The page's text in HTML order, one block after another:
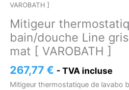
VAROBATH ]
Mitigeur
bain/douche Line
mat [ VAROBATH ]
267,77 € - TVA incluse
Mitigeur thermostatique de lavabo